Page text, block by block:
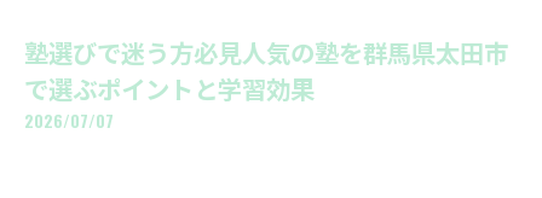
塾選びで迷う方必見人気の塾を群馬県太田市
で選ぶポイントと学習効果
2026/07/07